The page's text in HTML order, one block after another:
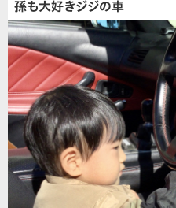
孫も大好きジジの車